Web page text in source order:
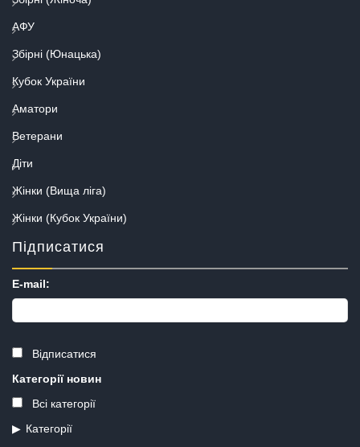
АФУ
Збірні (Юнацька)
Кубок України
Аматори
Ветерани
Діти
Жінки (Вища ліга)
Жінки (Кубок України)
Підписатися
E-mail:
Відписатися
Категорії новин
Всі категорії
Категорії